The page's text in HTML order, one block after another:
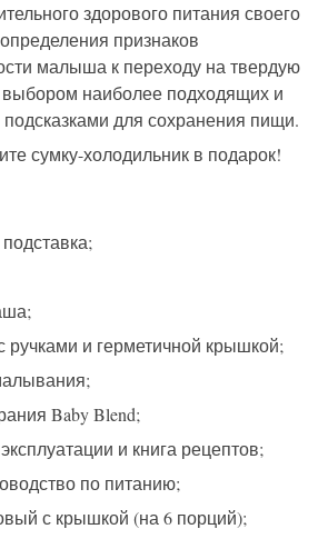
здорового питания своего
признаков
малыша к переходу на твердую
наиболее подходящих и
для сохранения пищи.
сумку-холодильник в подарок!
ручками и герметичной крышкой;
Baby Blend;
и книга рецептов;
по питанию;
с крышкой (на 6 порций);